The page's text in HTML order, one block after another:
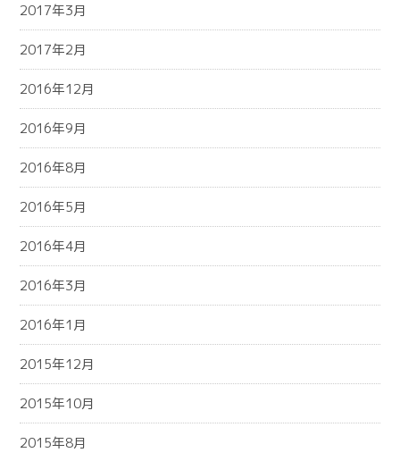
2017年3月
2017年2月
2016年12月
2016年9月
2016年8月
2016年5月
2016年4月
2016年3月
2016年1月
2015年12月
2015年10月
2015年8月